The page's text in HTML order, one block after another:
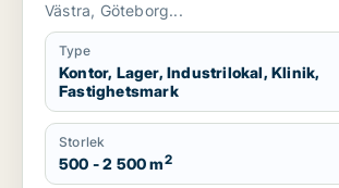
Västra, Göteborg...
Type
Kontor, Lager, Industrilokal, Klinik,
Fastighetsmark
Storlek
500 - 2 500 m2